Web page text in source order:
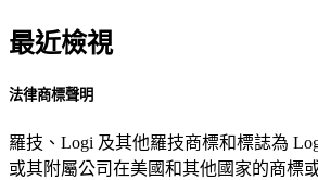
最近檢視
法律商標聲明
羅技、Logi 及其他羅技商標和標誌為
或其附屬公司在美國和其他國家的商標